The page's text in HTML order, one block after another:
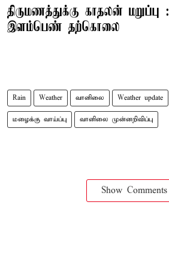
திருமணத்துக்கு காதலன் மறுப்பு :
இளம்பெண் தற்கொலை
Rain Weather வானிலை Weather update
மழைக்கு வாய்ப்பு வானிலை முன்னறிவிப்பு
Show Comments